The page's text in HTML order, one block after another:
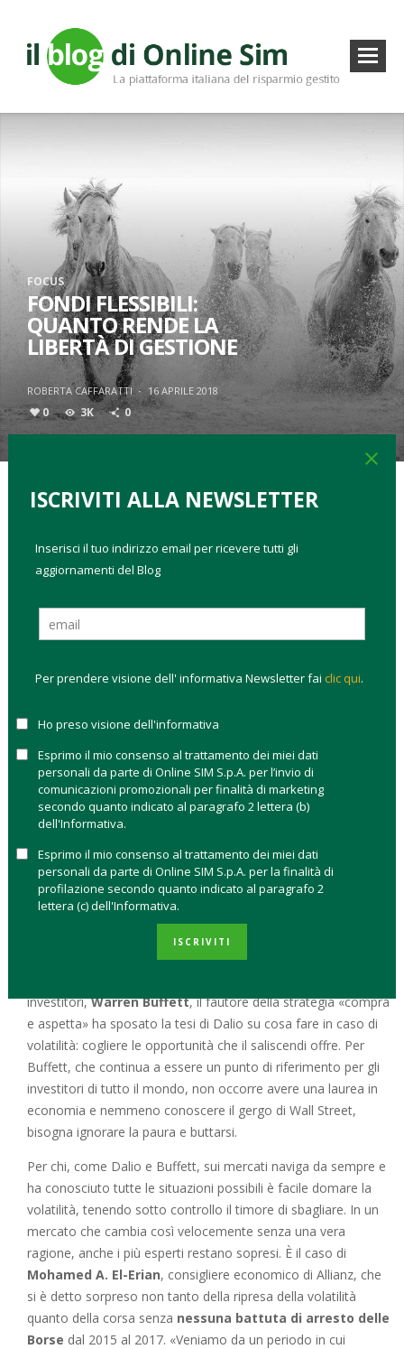
FOCUS
FONDI FLESSIBILI:
QUANTO RENDE LA
LIBERTÀ DI GESTIONE
ROBERTA CAFFARATTI · 16 APRILE 2018
0 3K 0
Se dovessimo tracciare una linea di confine tra la fine della
calma piatta e il ritorno della
febbraio 2018. Da allora le Borse mondiali dopo due anni di
continue salite hanno ricominciato a fare quello che gli
normale: salire a scendere, alternativamente. Questo cambio
schermi delle sale operative da tempo e si chiama volatilità. Il
primo trimestre è stato all’insegna di questa compagna di
banco che aumenta in proporzione diretta all’incertezza del
mercato. Il risultato? Dopo un rialzo del 20% a fine 2017,
l’indiceMsci Worldrappresentativo delle Borse mondiali, ha
ritorno della volatilitàè sintomatico della confusione e
dell’incertezza prevalenti almeno nelle prospettive a breve
termine. E non c’è stata una vera e propria causa
come sottolineò all’indomani della prima
Ray Dalio, fondatore dell’hedge fund
investitori,Warren Buffett, il fautore della strategia «compra
e aspetta» ha sposato la tesi di Dalio su cosa fare in caso di
volatilità: cogliere le opportunità che il saliscendi offre. Per
Buffett, che continua a essere un punto di riferimento per gli
investitori di tutto il mondo, non occorre avere una laurea in
economia e nemmeno conoscere il gergo di Wall Street,
bisogna ignorare la paura e buttarsi.
Per chi, come Dalio e Buffett, sui mercati naviga da sempre e
ha conosciuto tutte le situazioni possibili è facile domare la
volatilità, tenendo sotto controllo il timore di sbagliare. In un
mercato che cambia così velocemente senza una vera
ragione, anche i più esperti restano sopresi. È il caso di
Mohamed A. El-Erian, consigliere economico di Allianz, che
si è detto sorpreso non tanto della ripresa della volatilità
quanto della corsa senza nessuna battuta di arresto delle
Borse dal 2015 al 2017. «Veniamo da un periodo in cui
close
ISCRIVITI ALLA NEWSLETTER
Inserisci il tuo indirizzo email per ricevere tutti gli
aggiornamenti del Blog
Per prendere visione dell' informativa Newsletter fai clic qui.
Ho preso visione dell'informativa
Esprimo il mio consenso al trattamento dei miei dati
personali da parte di Online SIM S.p.A. per l’invio di
comunicazioni promozionali per finalità di marketing
secondo quanto indicato al paragrafo 2 lettera (b)
dell'Informativa.
Esprimo il mio consenso al trattamento dei miei dati
personali da parte di Online SIM S.p.A. per la finalità di
profilazione secondo quanto indicato al paragrafo 2
lettera (c) dell'Informativa.
ISCRIVITI